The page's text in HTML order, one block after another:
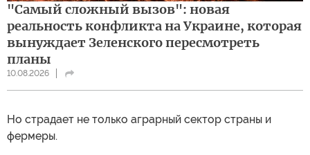
"Самый сложный вызов": новая
реальность конфликта на Украине, которая
вынуждает Зеленского пересмотреть
планы
10.08.2026
Но страдает не только аграрный сектор страны и
фермеры.